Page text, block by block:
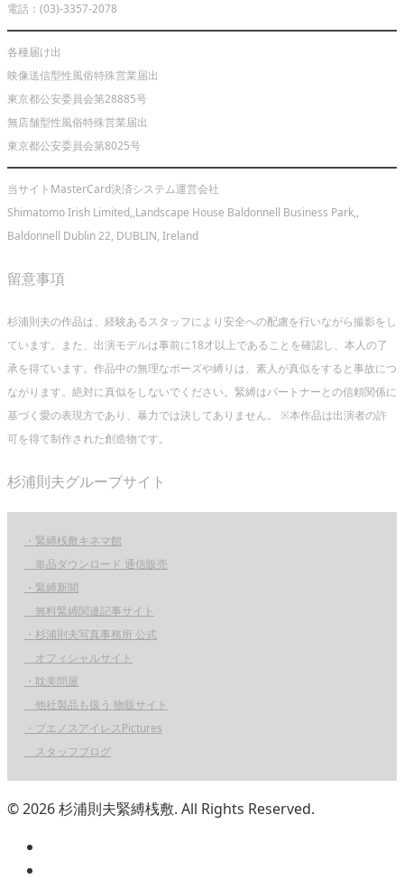
電話：(03)-3357-2078
各種届け出
映像送信型性風俗特殊営業届出
東京都公安委員会第28885号
無店舗型性風俗特殊営業届出
東京都公安委員会第8025号
当サイトMasterCard決済システム運営会社
Shimatomo Irish Limited,,Landscape House Baldonnell Business Park,,
Baldonnell Dublin 22, DUBLIN, Ireland
留意事項
杉浦則夫の作品は、経験あるスタッフにより安全への配慮を行いながら撮影をし
ています。また、出演モデルは事前に18才以上であることを確認し、本人の了
承を得ています。作品中の無理なポーズや縛りは、素人が真似をすると事故につ
ながります。絶対に真似をしないでください。緊縛はパートナーとの信頼関係に
基づく愛の表現方であり、暴力では決してありません。 ※本作品は出演者の許
可を得て制作された創造物です。
杉浦則夫グループサイト
・緊縛桟敷キネマ館
単品ダウンロード 通信販売
・緊縛新聞
無料緊縛関連記事サイト
・杉浦則夫写真事務所 公式
オフィシャルサイト
・耽美問屋
他社製品も扱う 物販サイト
・ブエノスアイレスPictures
スタッフブログ
© 2026 杉浦則夫緊縛桟敷. All Rights Reserved.